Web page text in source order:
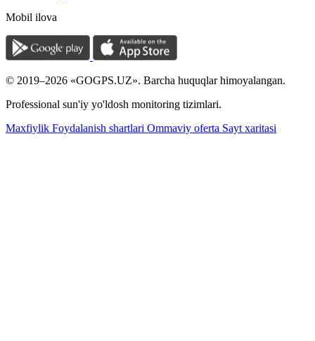
Mobil ilova
© 2019–2026 «GOGPS.UZ». Barcha huquqlar himoyalangan.
Professional sun'iy yo'ldosh monitoring tizimlari.
Maxfiylik Foydalanish shartlari Ommaviy oferta Sayt xaritasi